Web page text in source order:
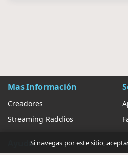
Mas Información
Creadores
Streaming Raddios
AyudaSi navegas por este sitio,